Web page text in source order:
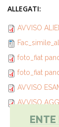
ALLEGATI:
AVVISO
foto_fiat
foto_fiat
AVVISO
AVVISO
ENTE